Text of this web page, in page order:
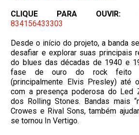
CLIQUE PARA OUVIR:
834156433303
Desde o início do projeto, a banda
desafiar e explorar suas principais
do blues das décadas de 1940 e
fase de ouro do rock feito
(principalmente Elvis Presley) até
com a presença poderosa do Led
dos Rolling Stones. Bandas mais
Crowes e Rival Sons, também
se tornou In Vertigo.